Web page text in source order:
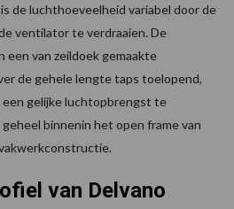
de luchthoeveelheid variabel door de
ventilator te verdraaien. De
van zeildoek gemaakte
de gehele lengte taps toelopend,
gelijke luchtopbrengst te
binnenin het open frame van
van Delvano